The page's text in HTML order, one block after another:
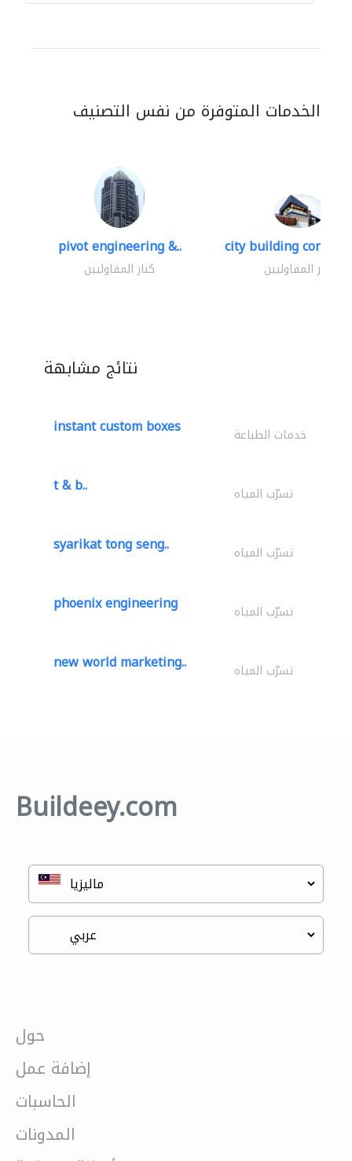
الخدمات المتوفرة من نفس التصنيف
pivot engineering &..
كبار المقاوليين
city building
كبار المقاوليين
نتائج مشابهة
instant custom boxes خدمات الطباعة
t & b.. تسرّب المياه
syarikat tong seng.. تسرّب المياه
phoenix engineering تسرّب المياه
new world marketing.. تسرّب المياه
Buildeey.com
حول
إضافة عمل
الحاسبات
المدونات